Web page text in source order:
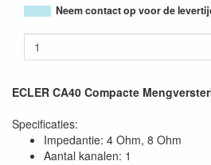
Neem contact op voor de
ECLER CA40 Compacte
Specificaties:
Impedantie: 4 Ohm, 8 Ohm
Aantal kanalen: 1